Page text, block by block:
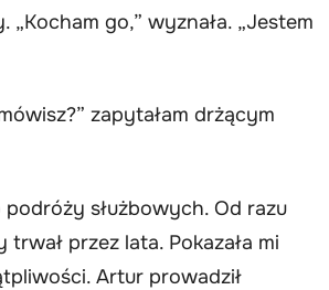
go,” wyznała. „Jestem
zapytałam drżącym
służbowych. Od razu
przez lata. Pokazała mi
Artur prowadził